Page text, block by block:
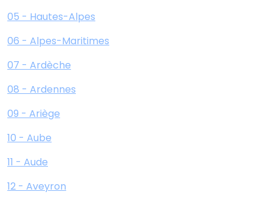
05 - Hautes-Alpes
06 - Alpes-Maritimes
07 - Ardèche
08 - Ardennes
09 - Ariège
10 - Aube
11 - Aude
12 - Aveyron